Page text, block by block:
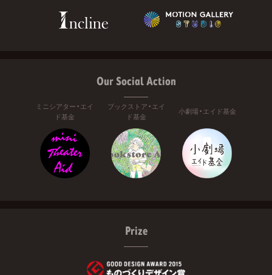
Our Social Action
ミニシアター・エイ
ド基金
ブックストア・エイ
ド基金
小劇場・エイド基金
Prize